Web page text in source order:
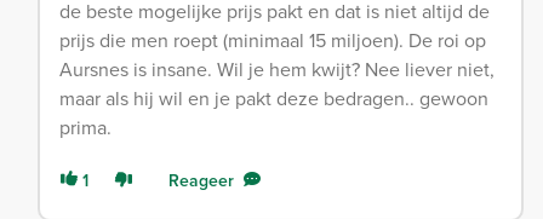
de beste mogelijke prijs pakt en dat is niet altijd de
prijs die men roept (minimaal 15 miljoen). De roi op
Aursnes is insane. Wil je hem kwijt? Nee liever niet,
maar als hij wil en je pakt deze bedragen.. gewoon
prima.
1 Reageer